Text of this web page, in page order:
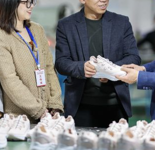
法徽映军营 权益有保障